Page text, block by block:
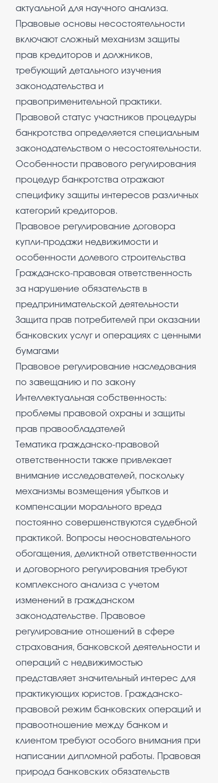
актуальной для научного анализа.
Правовые основы несостоятельности
включают сложный механизм защиты
прав кредиторов и должников,
требующий детального изучения
законодательства и
правоприменительной практики.
Правовой статус участников процедуры
банкротства определяется специальным
законодательством о несостоятельности.
Особенности правового регулирования
процедур банкротства отражают
специфику защиты интересов различных
категорий кредиторов.
Правовое регулирование договора
купли-продажи недвижимости и
особенности долевого строительства
Гражданско-правовая ответственность
за нарушение обязательств в
предпринимательской деятельности
Защита прав потребителей при оказании
банковских услуг и операциях с ценными
бумагами
Правовое регулирование наследования
по завещанию и по закону
Интеллектуальная собственность:
проблемы правовой охраны и защиты
прав правообладателей
Тематика гражданско-правовой
ответственности также привлекает
внимание исследователей, поскольку
механизмы возмещения убытков и
компенсации морального вреда
постоянно совершенствуются судебной
практикой. Вопросы неосновательного
обогащения, деликтной ответственности
и договорного регулирования требуют
комплексного анализа с учетом
изменений в гражданском
законодательстве. Правовое
регулирование отношений в сфере
страхования, банковской деятельности и
операций с недвижимостью
представляет значительный интерес для
практикующих юристов. Гражданско-
правовой режим банковских операций и
правоотношение между банком и
клиентом требуют особого внимания при
написании дипломной работы. Правовая
природа банковских обязательств